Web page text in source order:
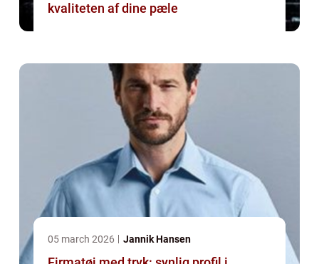
kvaliteten af dine pæle
05 march 2026 Jannik Hansen